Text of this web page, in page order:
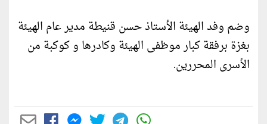
وضم وفد الهيئة الأستاذ حسن قنيطة مدير عام الهيئة
بغزة برفقة كبار موظفى الهيئة وكادرها و كوكبة من
الأسرى المحررين.